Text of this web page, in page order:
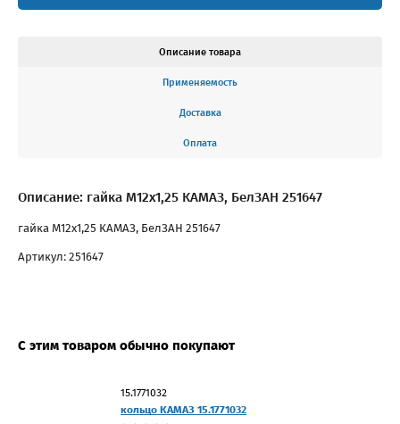
Описание товара
Применяемость
Доставка
Оплата
Описание: гайка М12х1,25 КАМАЗ, БелЗАН 251647
гайка М12х1,25 КАМАЗ, БелЗАН 251647
Артикул: 251647
С этим товаром обычно покупают
15.1771032
кольцо КАМАЗ 15.1771032